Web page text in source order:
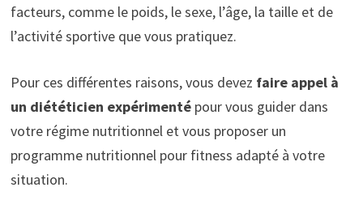
facteurs, comme le poids, le sexe, l’âge, la taille et de
l’activité sportive que vous pratiquez.
Pour ces différentes raisons, vous devez faire appel à
un diététicien expérimentépour vous guider dans
votre régime nutritionnel et vous proposer un
programme nutritionnel pour fitness adapté à votre
situation.